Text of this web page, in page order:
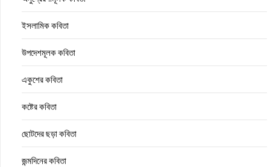
ইসলামিক কবিতা
উপদেশমূলক কবিতা
একুশের কবিতা
কষ্টের কবিতা
ছোটদের ছড়া কবিতা
জন্মদিনের কবিতা